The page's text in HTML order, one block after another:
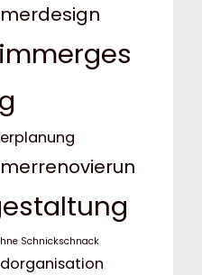
Schnickschnack